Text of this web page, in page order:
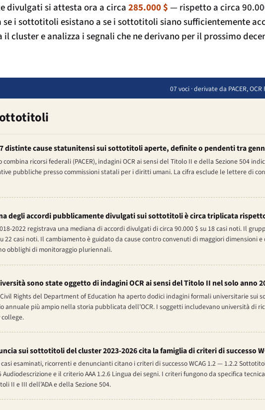
divulgati si attesta ora a circa285.000 $— rispetto a circa
se i sottotitoli esistanoase i sottotitoli siano sufficientemente
cluster e analizza i segnali che ne derivano per il prossimo
07 voci · derivate da PACER,
distinte cause statunitensi sui sottotitoli aperte, definite o pendenti tra
combina ricorsi federali (PACER), indagini OCR ai sensi del Titolo II e della Sezione 504
pubbliche presso commissioni statali per i diritti umani. La cifra esclude le lettere di
degli accordi pubblicamente divulgati sui sottotitoli è circa triplicata
2022 registrava una mediana di accordi divulgati di circa 90.000 $ su 18 casi noti. Il
22 casi noti. Il cambiamento è guidato da cause contro convenuti di maggiori dimensioni
obblighi di monitoraggio pluriennali.
sono state oggetto di indagini OCR ai sensi del Titolo II nel solo anno
Civil Rights del Department of Education ha aperto dodici indagini formali universitarie
annuale più ampio nella storia pubblicata dell’OCR. I soggetti includevano università di
sui sottotitoli del cluster 2023-2026 cita la famiglia di criteri di successo
esaminati, ricorrenti e denuncianti citano i criteri di successo WCAG 1.2 — 1.2.2
Audiodescrizione e il criterio AAA 1.2.6 Lingua dei segni. I criteri fungono da specifica
II e III dell’ADA e della Sezione 504.